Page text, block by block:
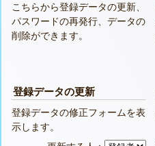
こちらから登録データの更新、
パスワードの再発行、データの
削除ができます。
登録データの更新
登録データの修正フォームを表
示します。